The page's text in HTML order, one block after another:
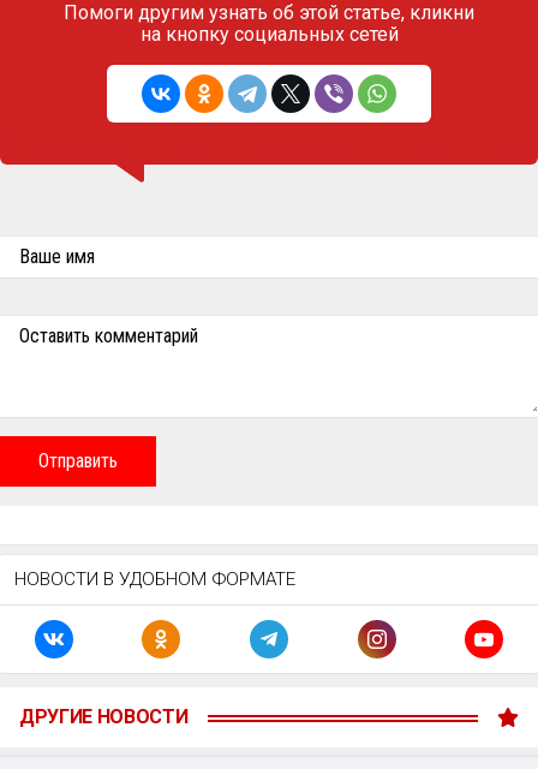
Помоги другим узнать об этой статье, кликни
на кнопку социальных сетей
Ваше имя
Оставить комментарий
Отправить
НОВОСТИ В УДОБНОМ ФОРМАТЕ
ДРУГИЕ НОВОСТИ